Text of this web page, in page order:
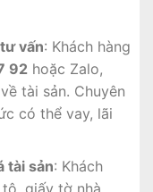
vấn: Khách hàng
92hoặc Zalo,
tài sản. Chuyên
có thể vay, lãi
tài sản: Khách